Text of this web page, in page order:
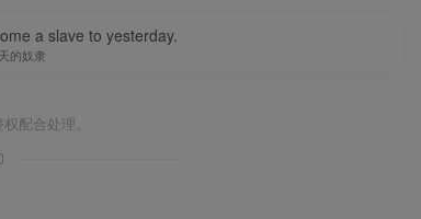
a slave to yesterday.
的奴隶
配合处理。